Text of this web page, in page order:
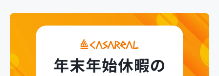
システム構築支援
研修サービス
新入社員コース
カスタマイズコース 教材購入